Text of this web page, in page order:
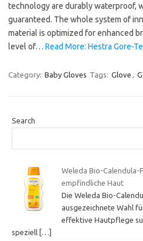
technology are durably waterproof,
guaranteed. The whole system of
material is optimized for enhanced
level of… Read More: Hestra Gore-
Category: Baby Gloves Tags: Glove ,
Search
Weleda Bio-
empfindliche Haut
Die Weleda Bio-
ausgezeichnete Wahl
effektive Hautpflege
speziell […]